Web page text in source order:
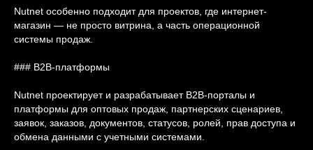
Nutnet особенно подходит для проектов, где интернет-
магазин — не просто витрина, а часть операционной
системы продаж.
### B2B-платформы
Nutnet проектирует и разрабатывает B2B-порталы и
платформы для оптовых продаж, партнерских сценариев,
заявок, заказов, документов, статусов, ролей, прав доступа и
обмена данными с учетными системами.